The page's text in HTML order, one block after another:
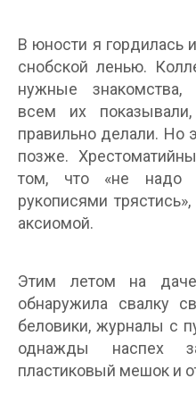
В юности я гордилась
снобской ленью.
нужные знакомства,
всем их
правильно делали. Но
позже.
том, что «не надо
рукописями
аксиомой.
Этим летом на
обнаружила свалку
беловики, журналы с
однажды наспех
пластиковый мешок и